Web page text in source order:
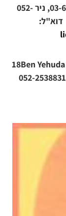
בן יהודה 18, תל אביב טל': חנות 03-6299453, ניר 052-
דוא"ל:
18Ben
052-